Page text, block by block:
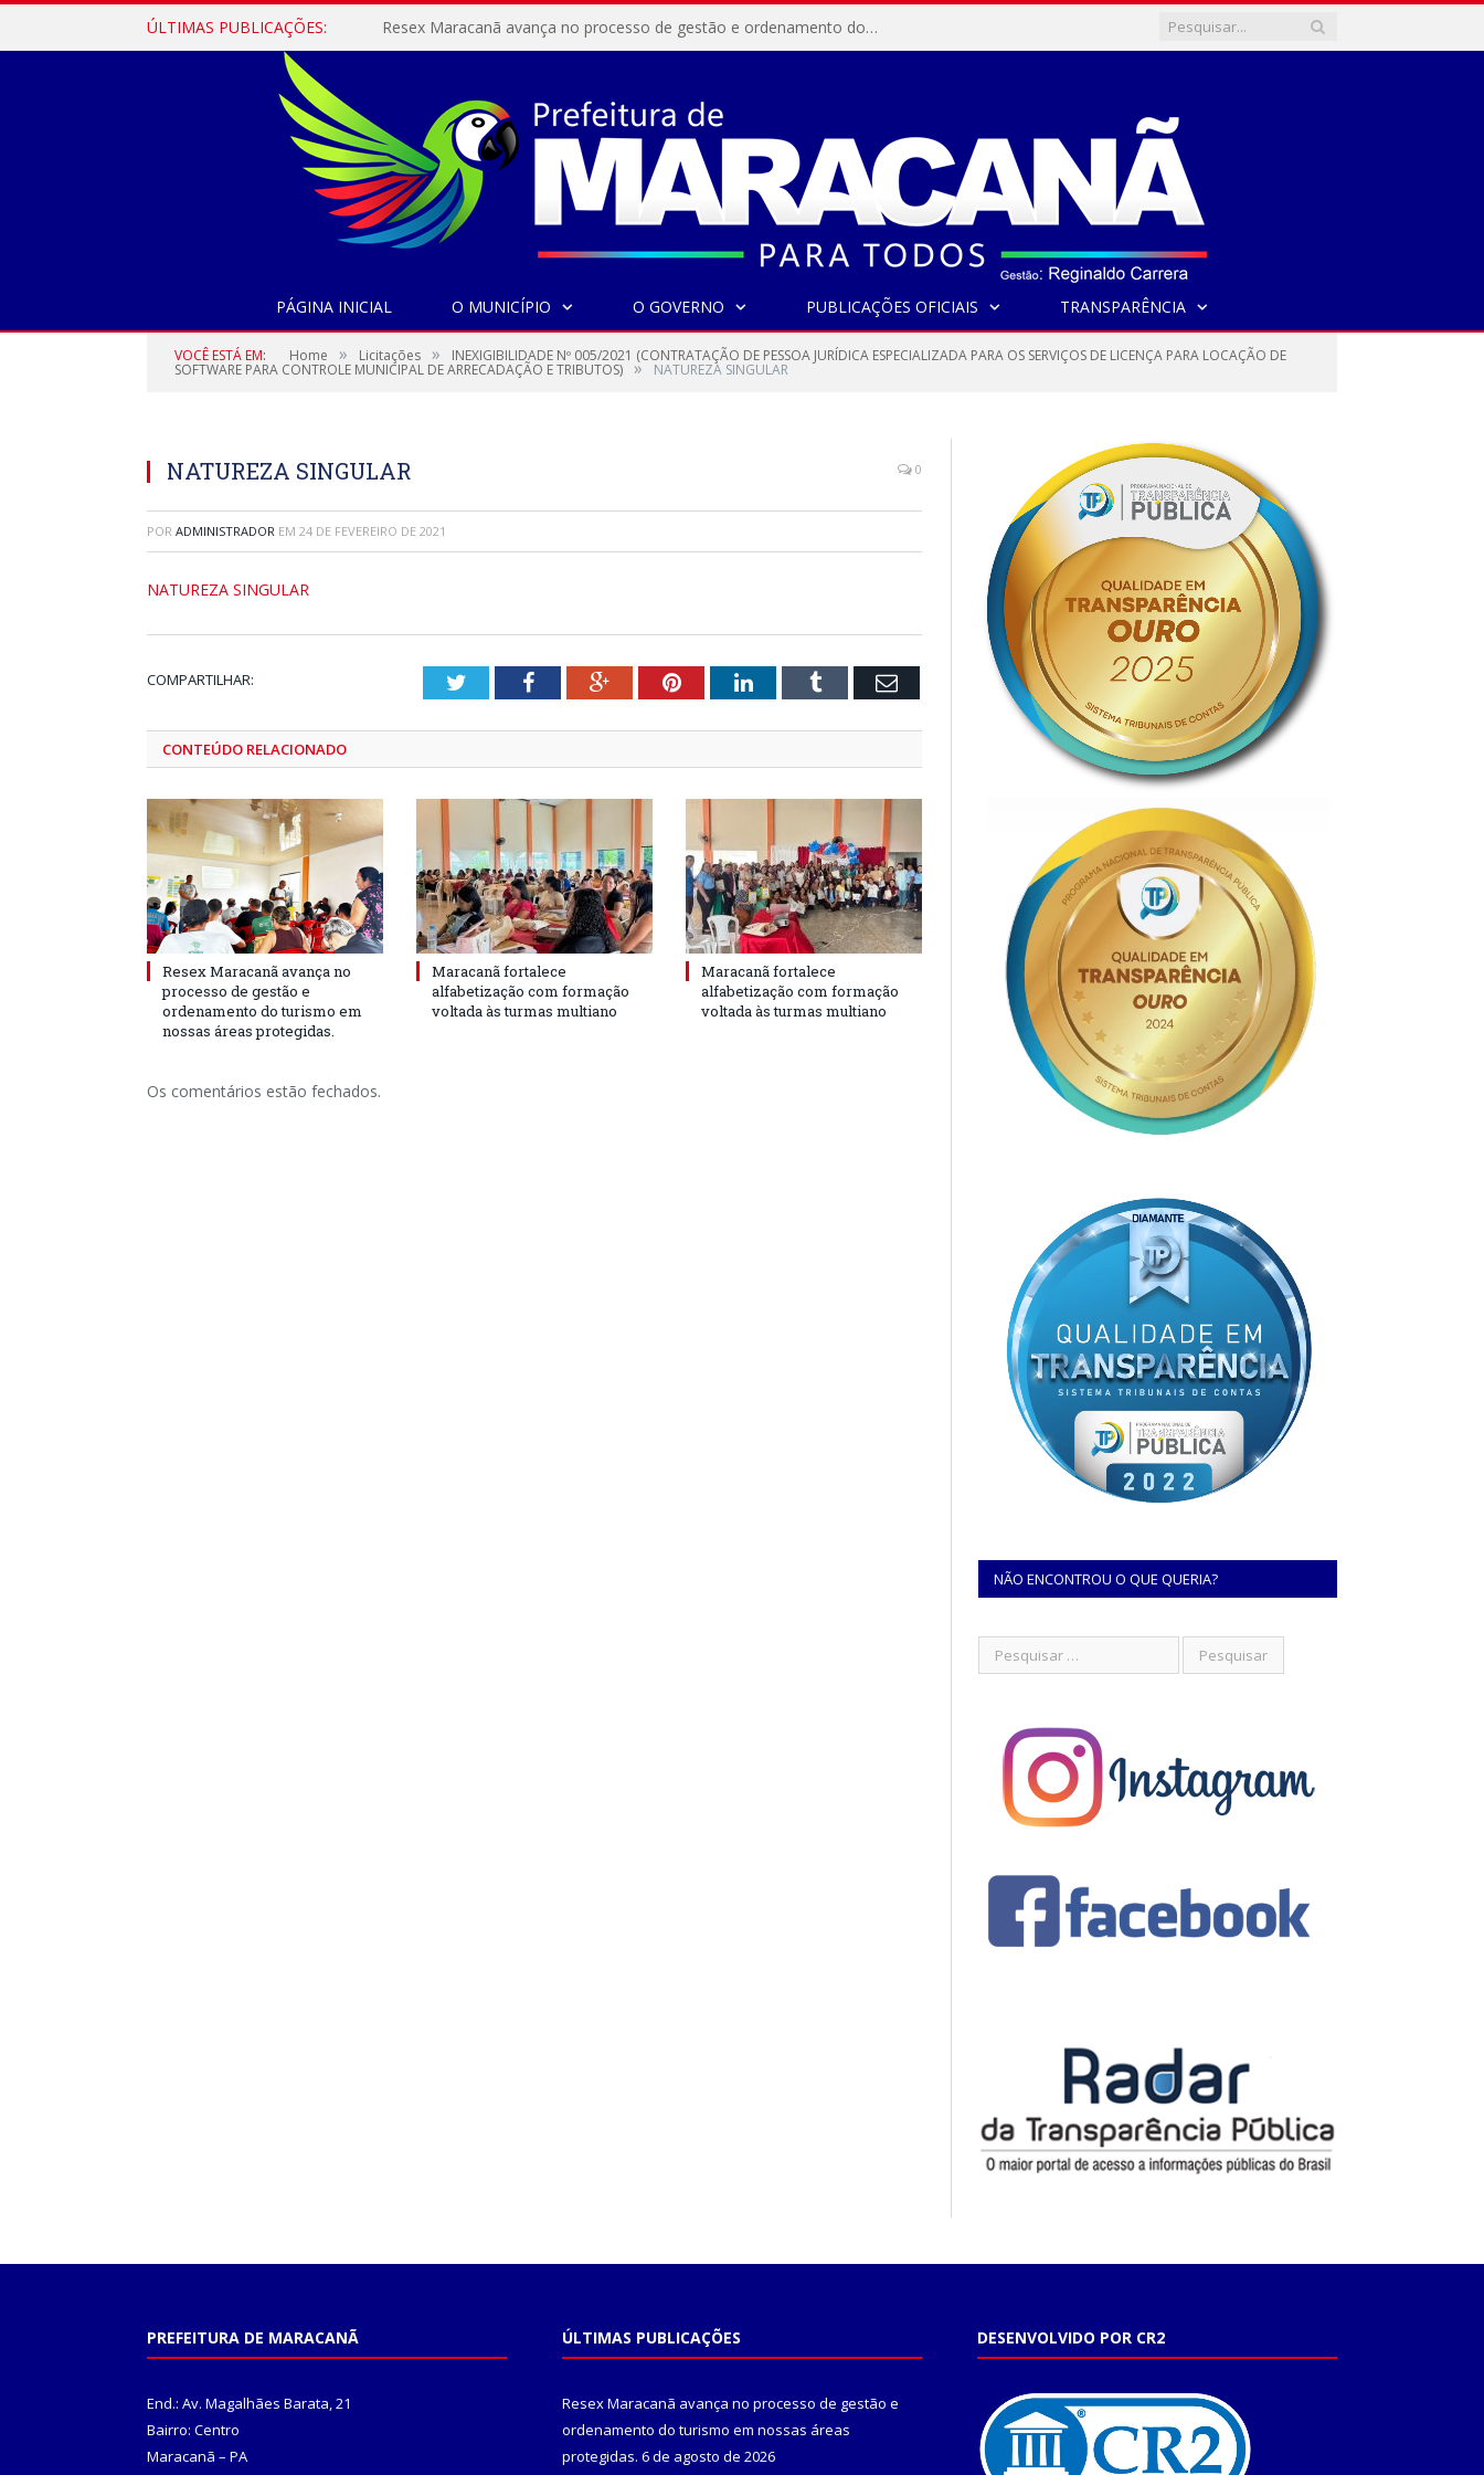
ÚLTIMAS PUBLICAÇÕES: Resex Maracanã avança no processo de gestão e ordenamento do turismo em nossas áreas protegidas.
PÁGINA INICIAL O MUNICÍPIO O GOVERNO PUBLICAÇÕES OFICIAIS TRANSPARÊNCIA
VOCÊ ESTÁ EM: Home » Licitações » INEXIGIBILIDADE Nº 005/2021 (CONTRATAÇÃO DE PESSOA JURÍDICA ESPECIALIZADA PARA OS SERVIÇOS DE LICENÇA PARA LOCAÇÃO DE
SOFTWARE PARA CONTROLE MUNICIPAL DE ARRECADAÇÃO E TRIBUTOS) » NATUREZA SINGULAR
NATUREZA SINGULAR 0
POR ADMINISTRADOR EM 24 DE FEVEREIRO DE 2021
NATUREZA SINGULAR
COMPARTILHAR: TwitterFacebookGoogle+PinterestLinkedInTumblr Email
CONTEÚDO RELACIONADO
Resex Maracanã avança no
processo de gestão e
ordenamento do turismo em
nossas áreas protegidas.
Maracanã fortalece
alfabetização com formação
voltada às turmas multiano
Maracanã fortalece
alfabetização com formação
voltada às turmas multiano
Os comentários estão fechados.
NÃO ENCONTROU O QUE QUERIA?
PREFEITURA DE MARACANÃ
End.: Av. Magalhães Barata, 21
Bairro: Centro
Maracanã – PA
ÚLTIMAS PUBLICAÇÕES
Resex Maracanã avança no processo de gestão e
ordenamento do turismo em nossas áreas
protegidas. 6 de agosto de 2026
DESENVOLVIDO POR CR2